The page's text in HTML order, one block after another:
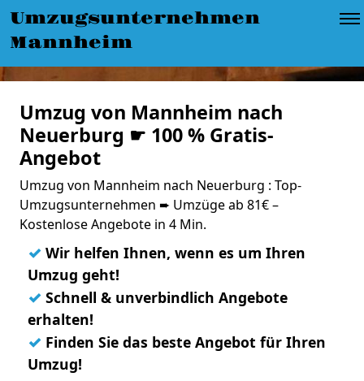
Umzugsunternehmen
Mannheim
Umzug von Mannheim nach
Neuerburg ☛ 100 % Gratis-
Angebot
Umzug von Mannheim nach Neuerburg : Top-
Umzugsunternehmen ➨ Umzüge ab 81€ –
Kostenlose Angebote in 4 Min.
✓ Wir helfen Ihnen, wenn es um Ihren
Umzug geht!
✓ Schnell & unverbindlich Angebote
erhalten!
✓ Finden Sie das beste Angebot für Ihren
Umzug!